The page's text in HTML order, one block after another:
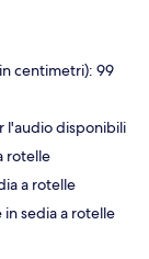
centimetri): 99
l'audio disponibili
rotelle
a rotelle
in sedia a rotelle